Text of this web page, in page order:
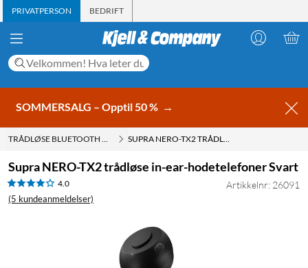
PRIVATPERSON BEDRIFT
SOMMERSALG – Opptil 50 % →
TRÅDLØSE BLUETOOTH HODETELEFONER SUPRA NERO-TX2 TRÅDLØSE IN-EAR-HODETELEFONER SVART
Supra NERO-TX2 trådløse in-ear-hodetelefoner Svart
4.0
(5 kundeanmeldelser)
Artikkelnr: 26091